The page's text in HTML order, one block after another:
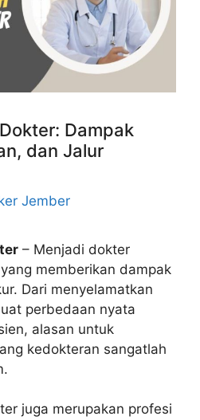
Dampak
dan Jalur
Jember
– Menjadi dokter
memberikan dampak
Dari menyelamatkan
perbedaan nyata
alasan untuk
kedokteran sangatlah
juga merupakan profesi